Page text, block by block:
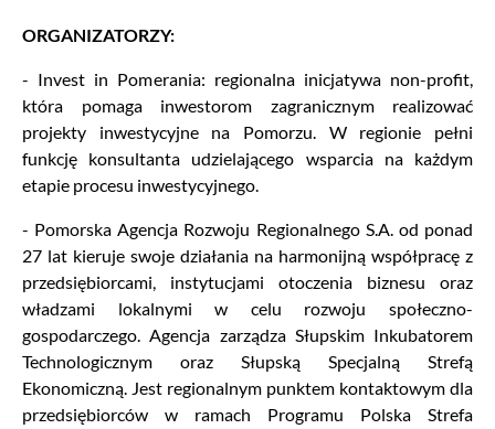
ORGANIZATORZY:
- Invest in Pomerania: regionalna inicjatywa non-profit,
która pomaga inwestorom zagranicznym realizować
projekty inwestycyjne na Pomorzu. W regionie pełni
funkcję konsultanta udzielającego wsparcia na każdym
etapie procesu inwestycyjnego.
- Pomorska Agencja Rozwoju Regionalnego S.A. od ponad
27 lat kieruje swoje działania na harmonijną współpracę z
przedsiębiorcami, instytucjami otoczenia biznesu oraz
władzami lokalnymi w celu rozwoju społeczno-
gospodarczego. Agencja zarządza Słupskim Inkubatorem
Technologicznym oraz Słupską Specjalną Strefą
Ekonomiczną. Jest regionalnym punktem kontaktowym dla
przedsiębiorców w ramach Programu Polska Strefa